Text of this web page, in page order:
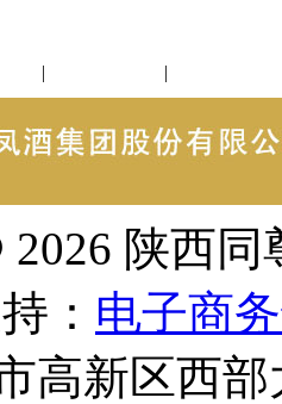
| |
2026 陕西
： 电子商
高新区西